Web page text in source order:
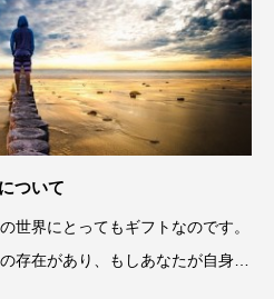
ついて
世界にとってもギフトなのです。
存在があり、もしあなたが自身の